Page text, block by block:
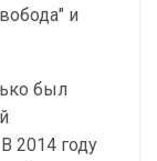
и
был
2014 году